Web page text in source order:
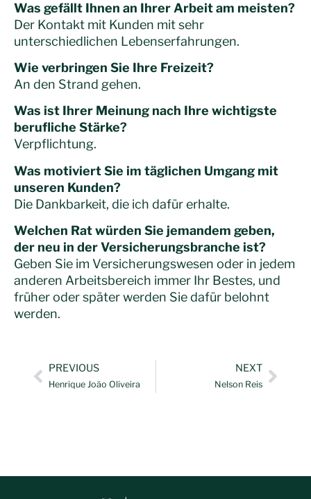
Was gefällt Ihnen an Ihrer Arbeit am meisten?
Der Kontakt mit Kunden mit sehr
unterschiedlichen Lebenserfahrungen.
Wie verbringen Sie Ihre Freizeit?
An den Strand gehen.
Was ist Ihrer Meinung nach Ihre wichtigste
berufliche Stärke?
Verpflichtung.
Was motiviert Sie im täglichen Umgang mit
unseren Kunden?
Die Dankbarkeit, die ich dafür erhalte.
Welchen Rat würden Sie jemandem geben,
der neu in der Versicherungsbranche ist?
Geben Sie im Versicherungswesen oder in jedem
anderen Arbeitsbereich immer Ihr Bestes, und
früher oder später werden Sie dafür belohnt
werden.
PREVIOUS
Henrique João Oliveira
NEXT
Nelson Reis